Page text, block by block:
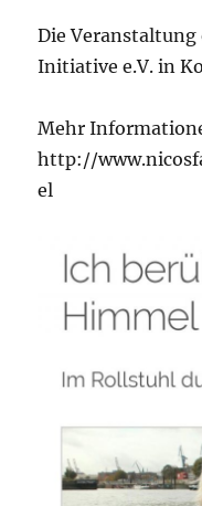
Die
Initiative e.V. in
Mehr
http://
el